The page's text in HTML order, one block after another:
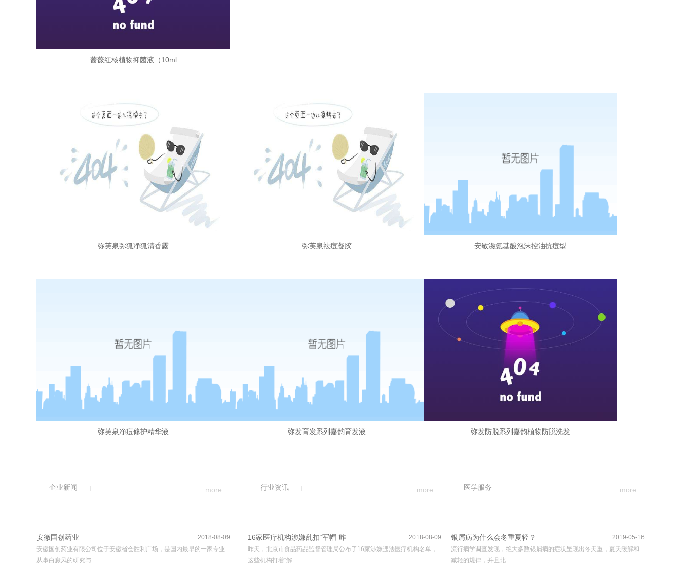
蔷薇红核植物抑菌液（10ml
弥芙泉弥狐净狐清香露 弥芙泉祛痘凝胶 安敏滋氨基酸泡沫控油抗痘型
弥芙泉净痘修护精华液 弥发育发系列嘉韵育发液 弥发防脱系列嘉韵植物防脱洗发
企业新闻 more
2018-08-09
安徽国创药业
安徽国创药业有限公司位于安徽省会胜利广场，是国内最早的一家专业
从事白癜风的研究与…
行业资讯 more
2018-08-09
16家医疗机构涉嫌乱扣“军帽”昨
昨天，北京市食品药品监督管理局公布了16家涉嫌违法医疗机构名单，
这些机构打着“解…
医学服务 more
2019-05-16
银屑病为什么会冬重夏轻？
流行病学调查发现，绝大多数银屑病的症状呈现出冬天重，夏天缓解和
减轻的规律，并且北…